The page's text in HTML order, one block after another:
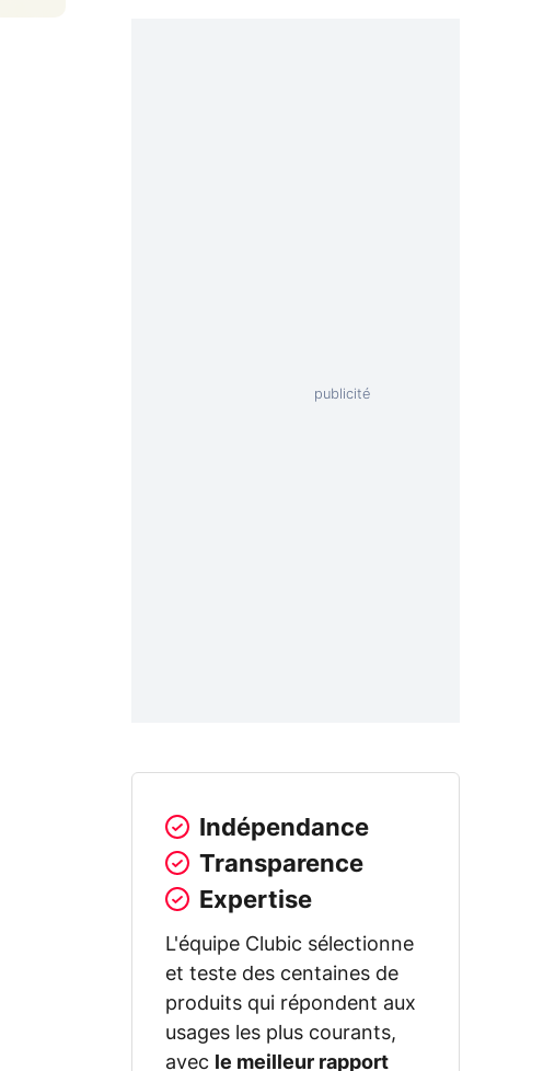
Indépendance
Transparence
Expertise
L'équipe Clubic sélectionne
et teste des centaines de
produits qui répondent aux
usages les plus courants,
avec
le meilleur rapport